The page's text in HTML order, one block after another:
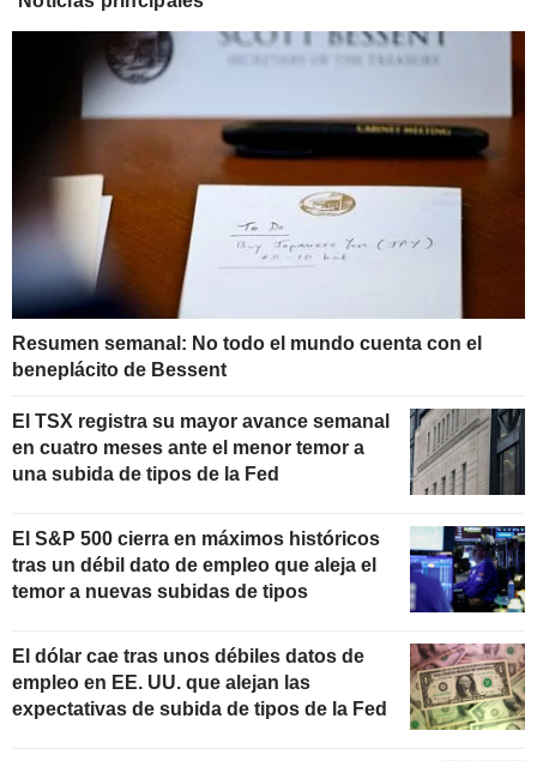
Resumen semanal: No todo el mundo cuenta con el
beneplácito de Bessent
El TSX registra su mayor avance semanal
en cuatro meses ante el menor temor a
una subida de tipos de la Fed
El S&P 500 cierra en máximos históricos
tras un débil dato de empleo que aleja el
temor a nuevas subidas de tipos
El dólar cae tras unos débiles datos de
empleo en EE. UU. que alejan las
expectativas de subida de tipos de la Fed